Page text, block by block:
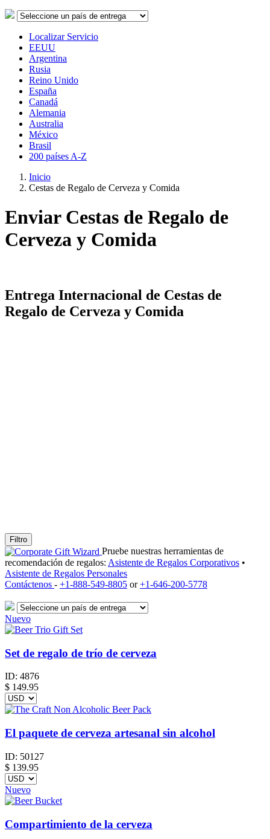
Localizar Servicio
EEUU
Argentina
Rusia
Reino Unido
España
Canadá
Alemania
Australia
México
Brasil
200 países A-Z
Inicio
Cestas de Regalo de Cerveza y Comida
Enviar Cestas de Regalo de
Cerveza y Comida
Entrega Internacional de Cestas de
Regalo de Cerveza y Comida
Filtro
Pruebe nuestras herramientas de
recomendación de regalos: Asistente de Regalos Corporativos •
Asistente de Regalos Personales
Contáctenos - +1-888-549-8805 or+1-646-200-5778
Nuevo
Set de regalo de trío de cerveza
ID: 4876
$ 149.95
El paquete de cerveza artesanal sin alcohol
ID: 50127
$ 139.95
Nuevo
Compartimiento de la cerveza